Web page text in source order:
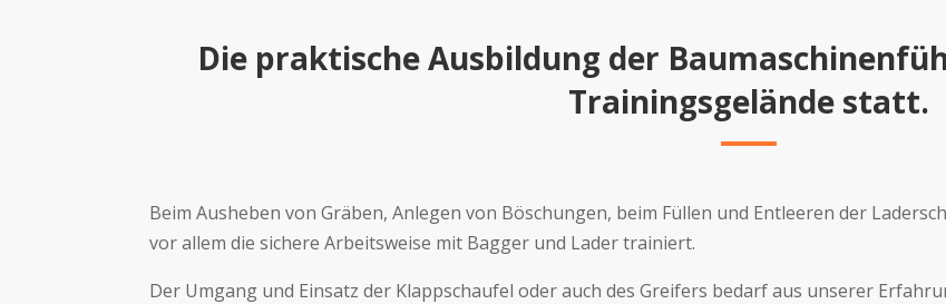
Die praktische Ausbildung der
Trainingsgelände statt.
Beim Ausheben von Gräben, Anlegen von Böschungen, beim Füllen und Entleeren der
vor allem die sichere Arbeitsweise mit Bagger und Lader trainiert.
Der Umgang und Einsatz der Klappschaufel oder auch des Greifers bedarf aus unserer